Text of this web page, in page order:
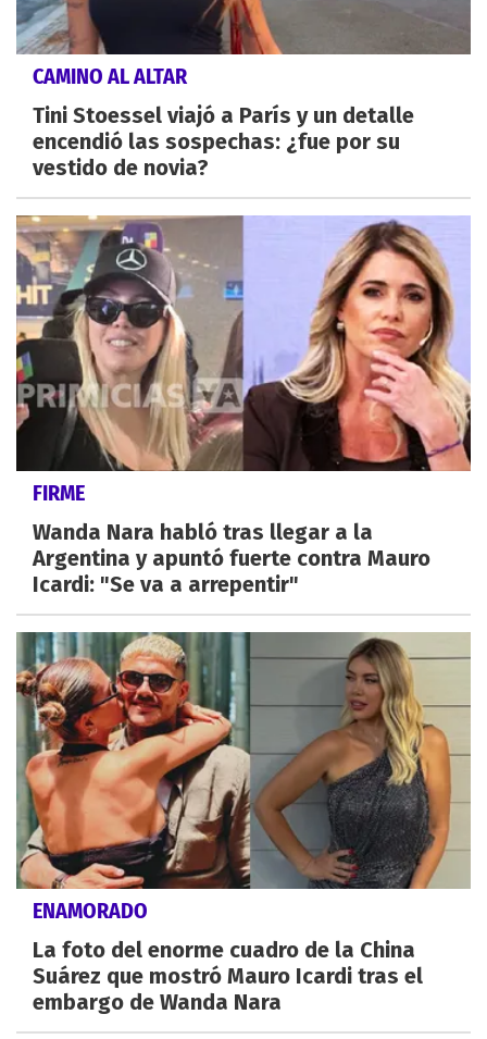
CAMINO AL ALTAR
Tini Stoessel viajó a París y un detalle
encendió las sospechas: ¿fue por su
vestido de novia?
FIRME
Wanda Nara habló tras llegar a la
Argentina y apuntó fuerte contra Mauro
Icardi: "Se va a arrepentir"
ENAMORADO
La foto del enorme cuadro de la China
Suárez que mostró Mauro Icardi tras el
embargo de Wanda Nara